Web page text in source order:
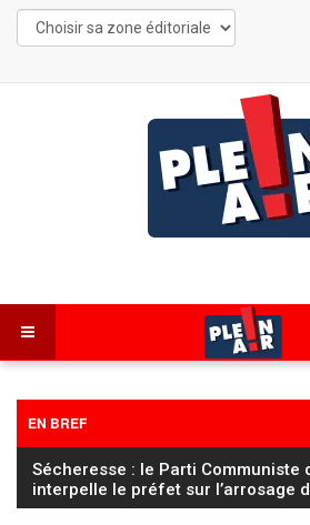
EN BREF
FC Sochaux Montbéliard – Saint-
réduite au secteur 106